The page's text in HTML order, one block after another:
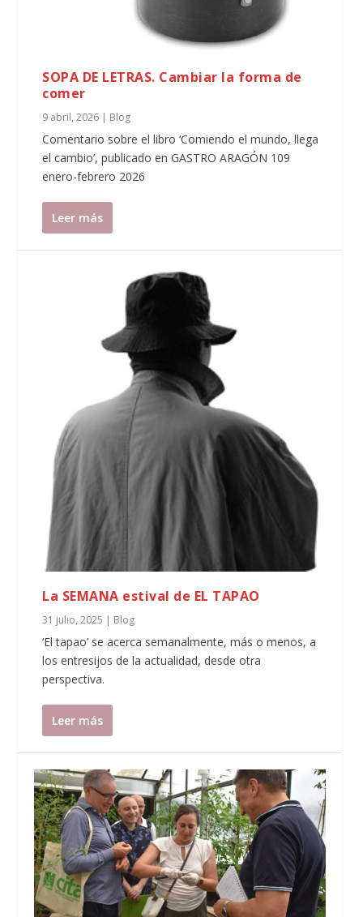
SOPA DE LETRAS. Cambiar la forma de
comer
9 abril, 2026 | Blog
Comentario sobre el libro ‘Comiendo el mundo, llega
el cambio’, publicado en GASTRO ARAGÓN 109
enero-febrero 2026
Leer más
La SEMANA estival de EL TAPAO
31 julio, 2025 | Blog
‘El tapao’ se acerca semanalmente, más o menos, a
los entresijos de la actualidad, desde otra
perspectiva.
Leer más